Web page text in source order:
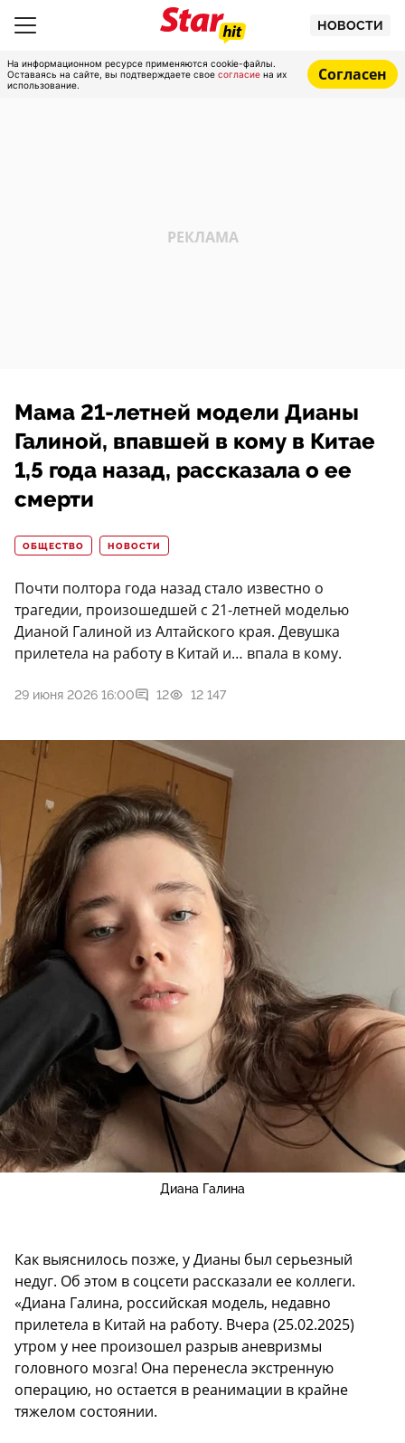
НОВОСТИ
На информационном ресурсе применяются cookie-файлы.
Оставаясь на сайте, вы подтверждаете свое согласие на их
использование.
Согласен
Мама 21-летней модели Дианы
Галиной, впавшей в кому в Китае
1,5 года назад, рассказала о ее
смерти
ОБЩЕСТВО НОВОСТИ
Почти полтора года назад стало известно о
трагедии, произошедшей с 21-летней моделью
Дианой Галиной из Алтайского края. Девушка
прилетела на работу в Китай и… впала в кому.
29 июня 2026 16:00 12 12 147
Диана Галина
Как выяснилось позже, у Дианы был серьезный
недуг. Об этом в соцсети рассказали ее коллеги.
«Диана Галина, российская модель, недавно
прилетела в Китай на работу. Вчера (25.02.2025)
утром у нее произошел разрыв аневризмы
головного мозга! Она перенесла экстренную
операцию, но остается в реанимации в крайне
тяжелом состоянии.